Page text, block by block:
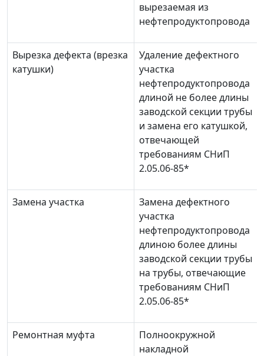
вырезаемая из
нефтепродуктопровода
Вырезка дефекта (врезка
катушки)
Удаление дефектного
участка
нефтепродуктопровода
длиной не более длины
заводской секции трубы
и замена его катушкой,
отвечающей
требованиям СНиП
2.05.06-85*
Замена участка
Замена дефектного
участка
нефтепродуктопровода
длиною более длины
заводской секции трубы
на трубы, отвечающие
требованиям СНиП
2.05.06-85*
Ремонтная муфта
Полноокружной
накладной